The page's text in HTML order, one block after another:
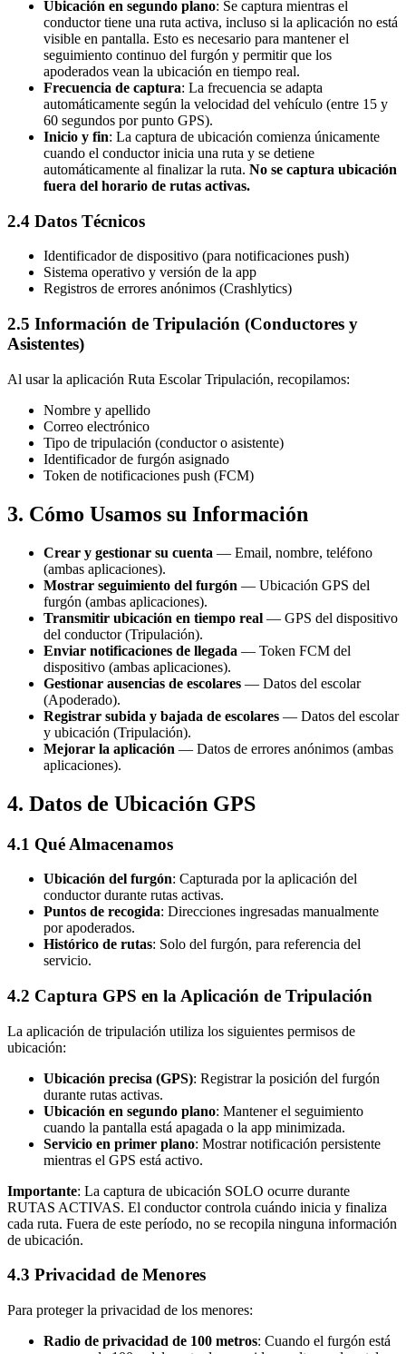
Ubicación en segundo plano: Se captura mientras el
conductor tiene una ruta activa, incluso si la aplicación no está
visible en pantalla. Esto es necesario para mantener el
seguimiento continuo del furgón y permitir que los
apoderados vean la ubicación en tiempo real.
Frecuencia de captura: La frecuencia se adapta
automáticamente según la velocidad del vehículo (entre 15 y
60 segundos por punto GPS).
Inicio y fin: La captura de ubicación comienza únicamente
cuando el conductor inicia una ruta y se detiene
automáticamente al finalizar la ruta. No se captura ubicación
fuera del horario de rutas activas.
2.4 Datos Técnicos
Identificador de dispositivo (para notificaciones push)
Sistema operativo y versión de la app
Registros de errores anónimos (Crashlytics)
2.5 Información de Tripulación (Conductores y
Asistentes)
Al usar la aplicación Ruta Escolar Tripulación, recopilamos:
Nombre y apellido
Correo electrónico
Tipo de tripulación (conductor o asistente)
Identificador de furgón asignado
Token de notificaciones push (FCM)
3. Cómo Usamos su Información
Crear y gestionar su cuenta — Email, nombre, teléfono
(ambas aplicaciones).
Mostrar seguimiento del furgón — Ubicación GPS del
furgón (ambas aplicaciones).
Transmitir ubicación en tiempo real — GPS del dispositivo
del conductor (Tripulación).
Enviar notificaciones de llegada — Token FCM del
dispositivo (ambas aplicaciones).
Gestionar ausencias de escolares — Datos del escolar
(Apoderado).
Registrar subida y bajada de escolares — Datos del escolar
y ubicación (Tripulación).
Mejorar la aplicación — Datos de errores anónimos (ambas
aplicaciones).
4. Datos de Ubicación GPS
4.1 Qué Almacenamos
Ubicación del furgón: Capturada por la aplicación del
conductor durante rutas activas.
Puntos de recogida: Direcciones ingresadas manualmente
por apoderados.
Histórico de rutas: Solo del furgón, para referencia del
servicio.
4.2 Captura GPS en la Aplicación de Tripulación
La aplicación de tripulación utiliza los siguientes permisos de
ubicación:
Ubicación precisa (GPS): Registrar la posición del furgón
durante rutas activas.
Ubicación en segundo plano: Mantener el seguimiento
cuando la pantalla está apagada o la app minimizada.
Servicio en primer plano: Mostrar notificación persistente
mientras el GPS está activo.
Importante: La captura de ubicación SOLO ocurre durante
RUTAS ACTIVAS. El conductor controla cuándo inicia y finaliza
cada ruta. Fuera de este período, no se recopila ninguna información
de ubicación.
4.3 Privacidad de Menores
Para proteger la privacidad de los menores:
Radio de privacidad de 100 metros: Cuando el furgón está